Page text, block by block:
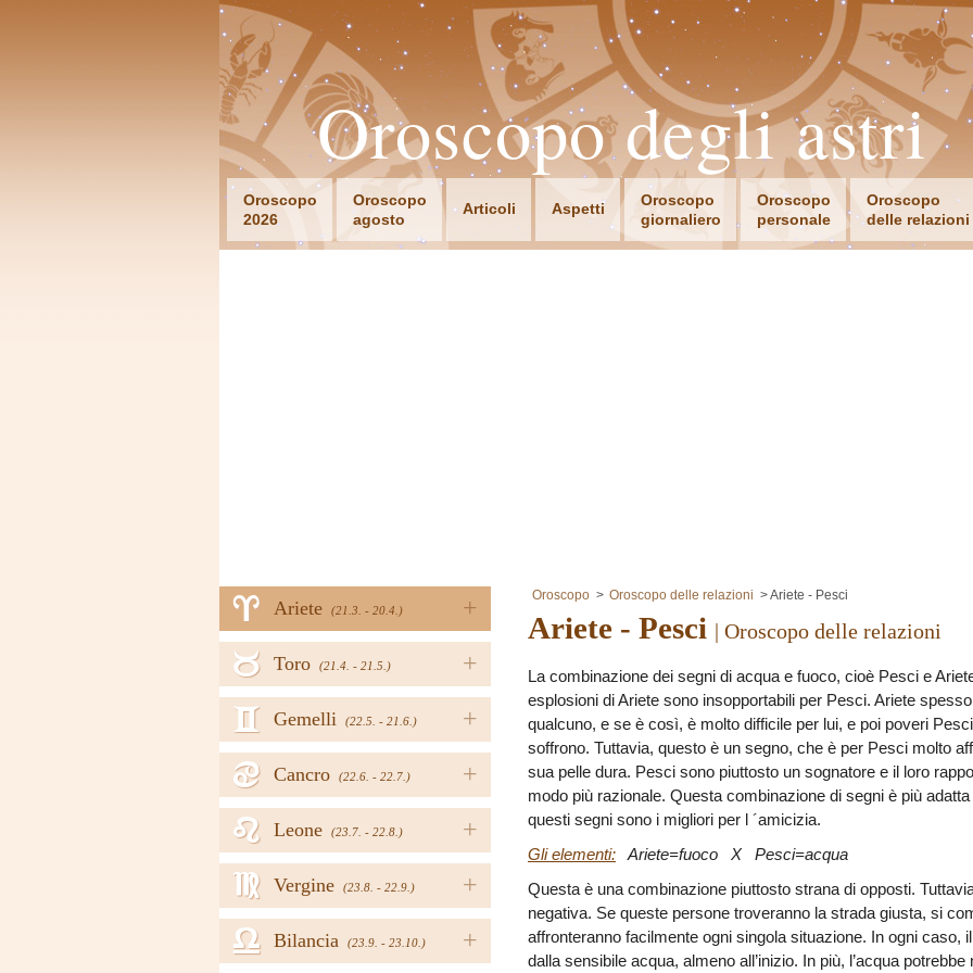
Oroscopo degli astri
Oroscopo
2026
Oroscopo
agosto
Articoli Aspetti
Oroscopo
giornaliero
Oroscopo
personale
Oroscopo
delle relazioni
+
Ariete (21.3. - 20.4.)
a
+
Toro (21.4. - 21.5.)
b
+
Gemelli (22.5. - 21.6.)
c
+
Cancro (22.6. - 22.7.)
d
+
Leone (23.7. - 22.8.)
e
+
Vergine (23.8. - 22.9.)
f
+
Bilancia (23.9. - 23.10.)
g
Oroscopo Oroscopo delle relazioni Ariete - Pesci
Ariete - Pesci | Oroscopo delle relazioni
La combinazione dei segni di acqua e fuoco, cioè Pesci e
esplosioni di Ariete sono insopportabili per Pesci. Ariete
qualcuno, e se è così, è molto difficile per lui, e poi poveri
soffrono. Tuttavia, questo è un segno, che è per Pesci molto
sua pelle dura. Pesci sono piuttosto un sognatore e il loro
modo più razionale. Questa combinazione di segni è più
questi segni sono i migliori per l ´amicizia.
Gli elementi: Ariete=fuoco X Pesci=acqua
Questa è una combinazione piuttosto strana di opposti.
negativa. Se queste persone troveranno la strada giusta, si
affronteranno facilmente ogni singola situazione. In ogni caso,
dalla sensibile acqua, almeno all’inizio. In più, l’acqua